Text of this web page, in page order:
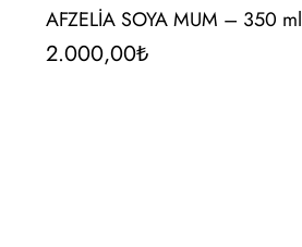
AFZELİA SOYA MUM – 350 ml
2.000,00₺